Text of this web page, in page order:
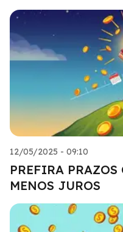
12/05/2025 - 09:10
PREFIRA PRAZOS
MENOS JUROS